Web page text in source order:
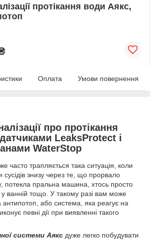
протікання води Аякс,
Оплата Умови повернення
про протікання
LeaksProtect і
WaterStop
трапляється така ситуація, коли
сусідів знизу через те, що прорвало
потекла пральна машина, хтось просто
у ванній тощо. У такому разі вам може
або система, яка реагує на
певні дії при виявленні такого
системи Аякс дуже легко побудувати